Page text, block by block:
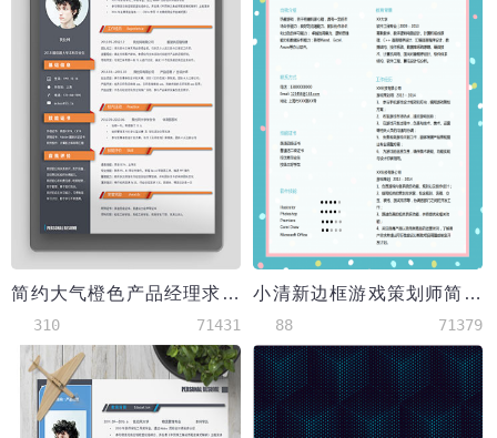
简约大气橙色产品经理求职简历word简历模板
310 71431
小清新边框游戏策划师简历模板
88 71379